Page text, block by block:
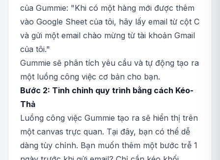
của Gummie: "Khi có một hàng mới được thêm
vào Google Sheet của tôi, hãy lấy email từ cột C
và gửi một email chào mừng từ tài khoản Gmail
của tôi."
Gummie sẽ phân tích yêu cầu và tự động tạo ra
một luồng công việc cơ bản cho bạn.
Bước 2: Tinh chỉnh quy trình bằng cách Kéo-
Thả
Luồng công việc Gummie tạo ra sẽ hiển thị trên
một canvas trực quan. Tại đây, bạn có thể dễ
dàng tùy chỉnh. Bạn muốn thêm một bước trễ 1